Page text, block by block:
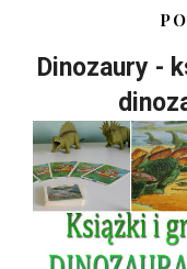
Dinozaury -